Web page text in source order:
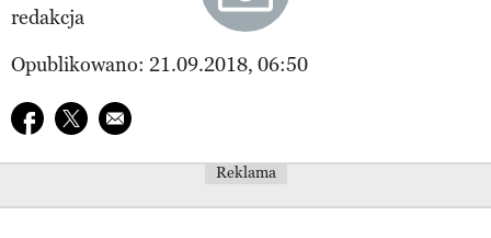
redakcja
Opublikowano: 21.09.2018, 06:50
Udostępnij na facebook
Udostępnij na twitter
E-mail do przyjaciela
Reklama